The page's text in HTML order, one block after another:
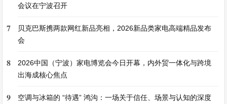
会议在宁波召开
7
贝克巴斯携两款网红新品亮相，2026新品类家电高端精品发布
会
8
2026中国（宁波）家电博览会今日开幕，内外贸一体化与跨境
出海成核心焦点
9
空调与冰箱的 “待遇” 鸿沟：一场关于信任、场景与认知的深度